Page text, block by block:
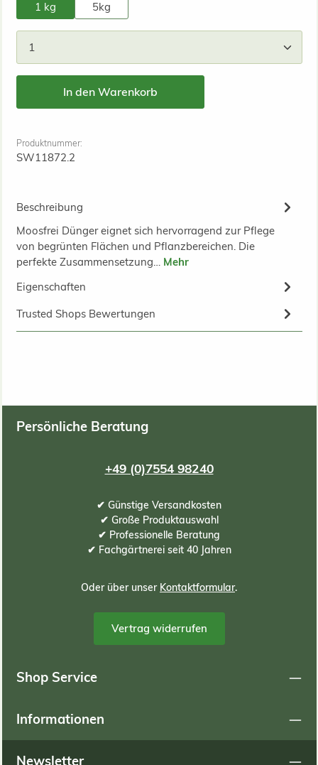
1 kg 5kg
In den Warenkorb
Produktnummer:
SW11872.2
Beschreibung
Moosfrei Dünger eignet sich hervorragend zur Pflege
von begrünten Flächen und Pflanzbereichen. Die
perfekte Zusammensetzung… Mehr
Eigenschaften
Trusted Shops Bewertungen
Persönliche Beratung
+49 (0)7554 98240
✔ Günstige Versandkosten
✔ Große Produktauswahl
✔ Professionelle Beratung
✔ Fachgärtnerei seit 40 Jahren
Oder über unser Kontaktformular.
Vertrag widerrufen
Shop Service
Informationen
Newsletter